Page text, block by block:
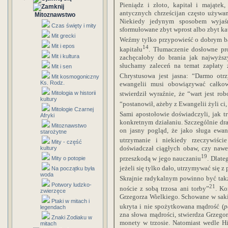
Mitoznawstwo
Czas święty i mity
Mit grecki
Mit i epos
Mit i kultura
Mit i sen
Mit kosmogoniczny
Ks. Rodz.
Mitologia w historii
kultury
Mitologie Czarnej
Afryki
Mitoznawstwo
starożytne
Mity - część
kultury
Mity o potopie
Na początku była
woda
Potwory ludzko-
zwierzęce
Ptaki w mitach i
legendach
Znaki Zodiaku w
mitach
Pieniądz i złoto, kapitał i
antycznych chrześcijan często
Niekiedy jedynym sposobem
sformułowane zbyt wprost albo zbyt
Weźmy tylko przypowieść o dobrym
kapitału14. Tłumaczenie dosłowne
zachęcałoby do brania jak
słuchamy zaleceń na temat
Chrystusowa jest jasna: “Darmo
ewangelii musi obowiązywać
stwierdził wyraźnie, że “wart jest
“postanowił, ażeby z Ewangelii żyli
Sami apostołowie doświadczyli, jak
konkretnym działaniu. Szczególnie
on jasny pogląd, że jako sługa
utrzymanie i niekiedy
doświadczał ciągłych obaw, czy
przeszkodą w jego nauczaniu19
.
jeżeli się tylko dało, utrzymywać się z
Skrajnie radykalnym powinno być
noście z sobą trzosa ani torby”21
.
Grzegorza Wielkiego. Schowane w
ukryta i nie spożytkowana mądrość (
zna słowa mądrości, stwierdza
monety w trzosie. Natomiast wedle